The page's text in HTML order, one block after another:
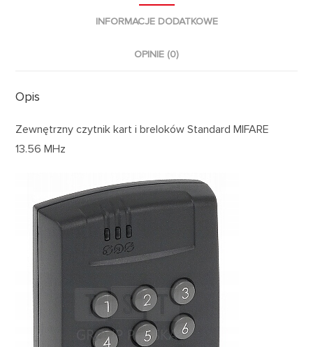
INFORMACJE DODATKOWE
OPINIE (0)
Opis
Zewnętrzny czytnik kart i breloków Standard MIFARE
13.56 MHz